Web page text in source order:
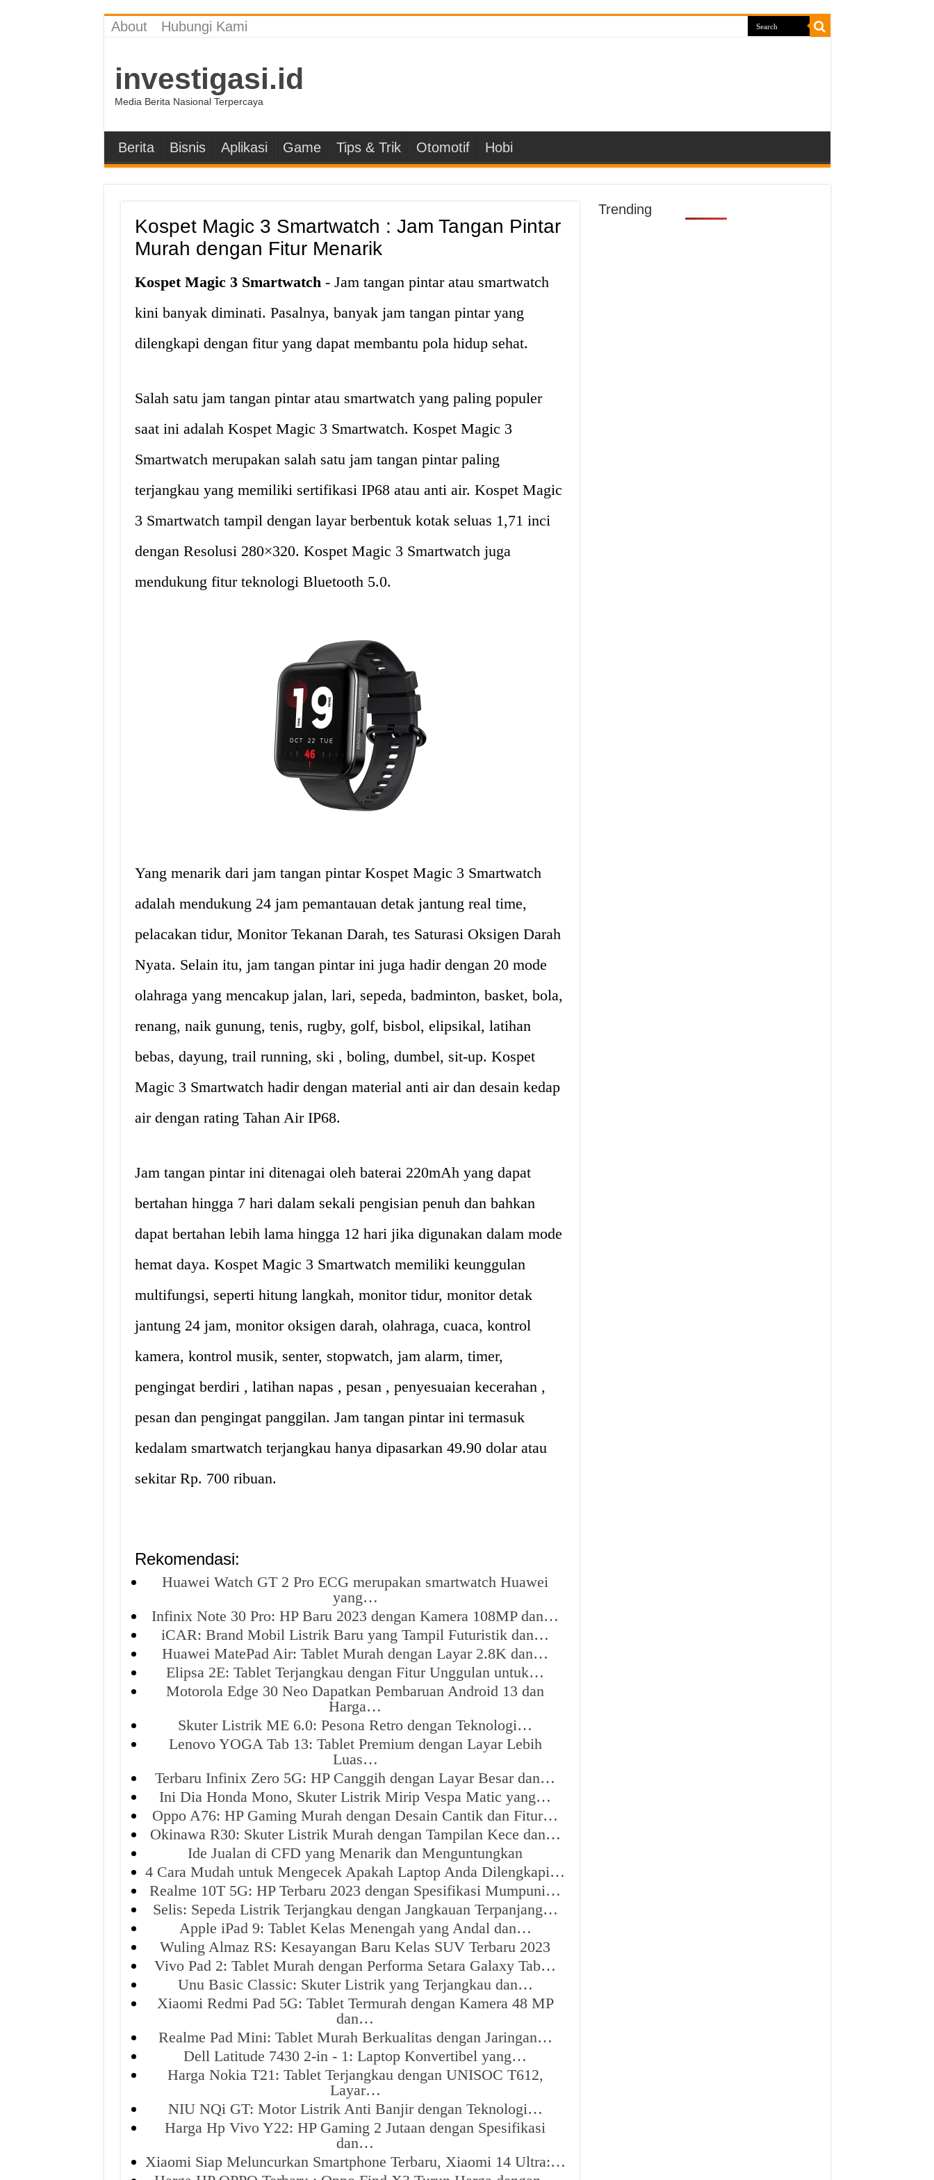
About Hubungi Kami
investigasi.id
Media Berita Nasional Terpercaya
Berita Bisnis Aplikasi Game Tips & Trik Otomotif Hobi
Kospet Magic 3 Smartwatch : Jam Tangan Pintar
Murah dengan Fitur Menarik
Kospet Magic 3 Smartwatch- Jam tangan pintar atau smartwatch
kini banyak diminati. Pasalnya, banyak jam tangan pintar yang
dilengkapi dengan fitur yang dapat membantu pola hidup sehat.
Salah satu jam tangan pintar atau smartwatch yang paling populer
saat ini adalah Kospet Magic 3 Smartwatch. Kospet Magic 3
Smartwatch merupakan salah satu jam tangan pintar paling
terjangkau yang memiliki sertifikasi IP68 atau anti air. Kospet Magic
3 Smartwatch tampil dengan layar berbentuk kotak seluas 1,71 inci
dengan Resolusi 280×320. Kospet Magic 3 Smartwatch juga
mendukung fitur teknologi Bluetooth 5.0.
Yang menarik dari jam tangan pintar Kospet Magic 3 Smartwatch
adalah mendukung 24 jam pemantauan detak jantung real time,
pelacakan tidur, Monitor Tekanan Darah, tes Saturasi Oksigen Darah
Nyata. Selain itu, jam tangan pintar ini juga hadir dengan 20 mode
olahraga yang mencakup jalan, lari, sepeda, badminton, basket, bola,
renang, naik gunung, tenis, rugby, golf, bisbol, elipsikal, latihan
bebas, dayung, trail running, ski , boling, dumbel, sit-up. Kospet
Magic 3 Smartwatch hadir dengan material anti air dan desain kedap
air dengan rating Tahan Air IP68.
Jam tangan pintar ini ditenagai oleh baterai 220mAh yang dapat
bertahan hingga 7 hari dalam sekali pengisian penuh dan bahkan
dapat bertahan lebih lama hingga 12 hari jika digunakan dalam mode
hemat daya. Kospet Magic 3 Smartwatch memiliki keunggulan
multifungsi, seperti hitung langkah, monitor tidur, monitor detak
jantung 24 jam, monitor oksigen darah, olahraga, cuaca, kontrol
kamera, kontrol musik, senter, stopwatch, jam alarm, timer,
pengingat berdiri , latihan napas , pesan , penyesuaian kecerahan ,
pesan dan pengingat panggilan. Jam tangan pintar ini termasuk
kedalam smartwatch terjangkau hanya dipasarkan 49.90 dolar atau
sekitar Rp. 700 ribuan.
Rekomendasi:
Huawei Watch GT 2 Pro ECG merupakan smartwatch Huawei
yang…
Infinix Note 30 Pro: HP Baru 2023 dengan Kamera 108MP dan…
iCAR: Brand Mobil Listrik Baru yang Tampil Futuristik dan…
Huawei MatePad Air: Tablet Murah dengan Layar 2.8K dan…
Elipsa 2E: Tablet Terjangkau dengan Fitur Unggulan untuk…
Motorola Edge 30 Neo Dapatkan Pembaruan Android 13 dan
Harga…
Skuter Listrik ME 6.0: Pesona Retro dengan Teknologi…
Lenovo YOGA Tab 13: Tablet Premium dengan Layar Lebih
Luas…
Terbaru Infinix Zero 5G: HP Canggih dengan Layar Besar dan…
Ini Dia Honda Mono, Skuter Listrik Mirip Vespa Matic yang…
Oppo A76: HP Gaming Murah dengan Desain Cantik dan Fitur…
Okinawa R30: Skuter Listrik Murah dengan Tampilan Kece dan…
Ide Jualan di CFD yang Menarik dan Menguntungkan
4 Cara Mudah untuk Mengecek Apakah Laptop Anda Dilengkapi…
Realme 10T 5G: HP Terbaru 2023 dengan Spesifikasi Mumpuni…
Selis: Sepeda Listrik Terjangkau dengan Jangkauan Terpanjang…
Apple iPad 9: Tablet Kelas Menengah yang Andal dan…
Wuling Almaz RS: Kesayangan Baru Kelas SUV Terbaru 2023
Vivo Pad 2: Tablet Murah dengan Performa Setara Galaxy Tab…
Unu Basic Classic: Skuter Listrik yang Terjangkau dan…
Xiaomi Redmi Pad 5G: Tablet Termurah dengan Kamera 48 MP
dan…
Realme Pad Mini: Tablet Murah Berkualitas dengan Jaringan…
Dell Latitude 7430 2-in - 1: Laptop Konvertibel yang…
Harga Nokia T21: Tablet Terjangkau dengan UNISOC T612,
Layar…
NIU NQi GT: Motor Listrik Anti Banjir dengan Teknologi…
Harga Hp Vivo Y22: HP Gaming 2 Jutaan dengan Spesifikasi
dan…
Xiaomi Siap Meluncurkan Smartphone Terbaru, Xiaomi 14 Ultra:…
Trending